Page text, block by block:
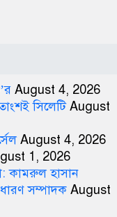
August 4, 2026
সিলেটি August
August 4, 2026
1, 2026
কামরুল হাসান
সম্পাদক August